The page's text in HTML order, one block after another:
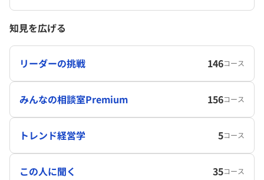
知見を広げる
リーダーの挑戦 146コース
みんなの相談室Premium 156コース
トレンド経営学 5コース
この人に聞く 35コース